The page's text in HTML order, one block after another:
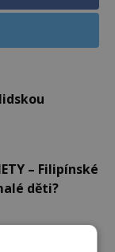
– Filipínské
děti?